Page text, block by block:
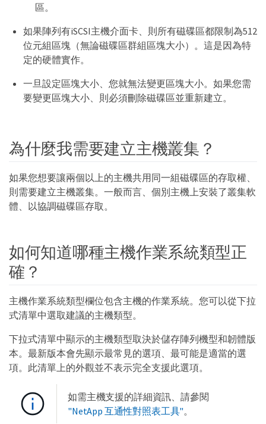
區。
如果陣列有iSCSI主機介面卡、則所有磁碟區都限制為512
位元組區塊（無論磁碟區群組區塊大小）。這是因為特
定的硬體實作。
一旦設定區塊大小、您就無法變更區塊大小。如果您需
要變更區塊大小、則必須刪除磁碟區並重新建立。
為什麼我需要建立主機叢集？
如果您想要讓兩個以上的主機共用同一組磁碟區的存取權、
則需要建立主機叢集。一般而言、個別主機上安裝了叢集軟
體、以協調磁碟區存取。
如何知道哪種主機作業系統類型正
確？
主機作業系統類型欄位包含主機的作業系統。您可以從下拉
式清單中選取建議的主機類型。
下拉式清單中顯示的主機類型取決於儲存陣列機型和韌體版
本。最新版本會先顯示最常見的選項、最可能是適當的選
項。此清單上的外觀並不表示完全支援此選項。
如需主機支援的詳細資訊、請參閱
"NetApp 互通性對照表工具"。